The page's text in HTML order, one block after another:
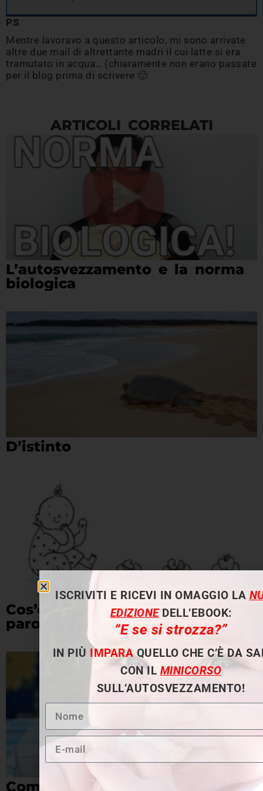
PS
Mentre lavoravo a questo articolo, mi sono arrivate
altre due mail di altrettante madri il cui latte si era
tramutato in acqua… (chiaramente non erano passate
per il blog prima di scrivere 🙂
ARTICOLI CORRELATI
L’autosvezzamento e la norma
biologica
D’istinto
Cos’è l’autosvezzamento in 2
parole
Come evitare intossicazioni da
ISCRIVITI E RICEVI IN OMAGGIO LA
EDIZIONEDELL’EBOOK:
“E se si strozza?”
IN PIÙ IMPARAQUELLO CHE C’È DA
CON IL MINICORSO
SULL’AUTOSVEZZAMENTO!